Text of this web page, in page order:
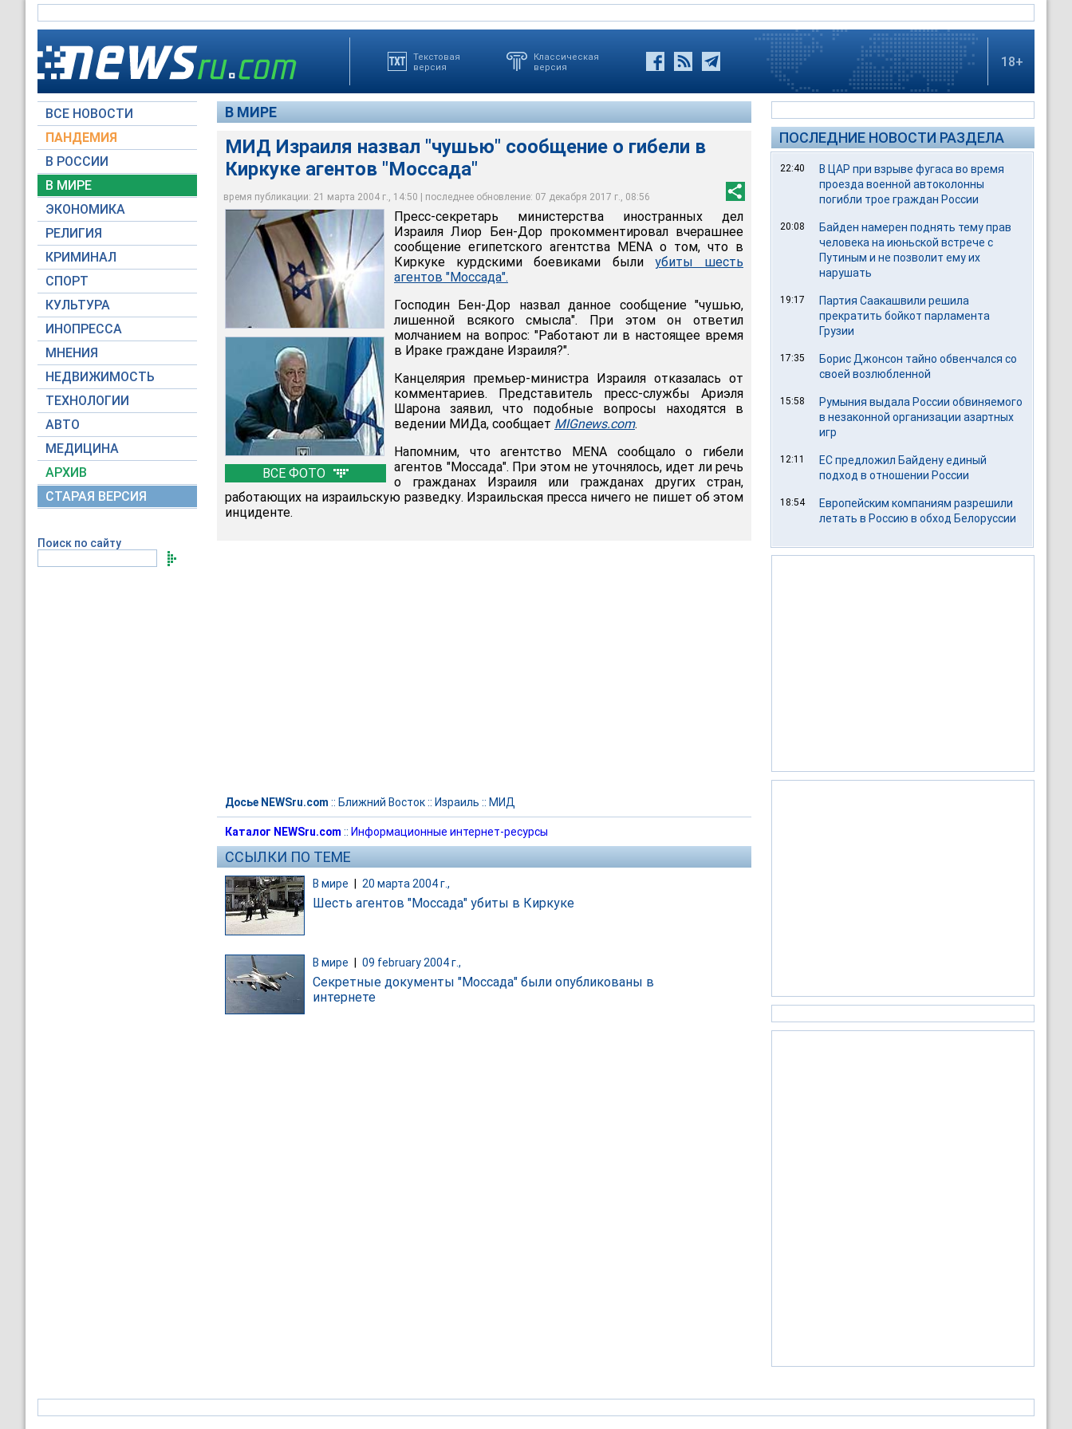
Текстовая
версия
Классическая
версия
18+
ВСЕ НОВОСТИ
ПАНДЕМИЯ
В РОССИИ
В МИРЕ
ЭКОНОМИКА
РЕЛИГИЯ
КРИМИНАЛ
СПОРТ
КУЛЬТУРА
ИНОПРЕССА
МНЕНИЯ
НЕДВИЖИМОСТЬ
ТЕХНОЛОГИИ
АВТО
МЕДИЦИНА
АРХИВ
СТАРАЯ ВЕРСИЯ
Поиск по сайту
В МИРЕ
МИД Израиля назвал "чушью" сообщение о гибели в
Киркуке агентов "Моссада"
время публикации: 21 марта 2004 г., 14:50 | последнее обновление: 07 декабря 2017 г., 08:56
ВСЕ ФОТО
МИД Израиля назвал "чушью" сообщение о гибели в Киркуке агентов "Моссада"
Архив NEWSru.com
Представитель пресс-службы Ариэля Шарона заявил, что подобные вопросы
находятся в ведении МИДа
Архив NEWSru.com
При этом не уточнялось, идет ли речь о гражданах Израиля или гражданах других
стран, работающих на израильскую разведку
Архив NEWSru.com
Пресс-секретарь министерства иностранных дел
Израиля Лиор Бен-Дор прокомментировал вчерашнее
сообщение египетского агентства MENA о том, что в
Киркуке курдскими боевиками были убиты шесть
агентов "Моссада".
Господин Бен-Дор назвал данное сообщение "чушью,
лишенной всякого смысла". При этом он ответил
молчанием на вопрос: "Работают ли в настоящее время
в Ираке граждане Израиля?".
Канцелярия премьер-министра Израиля отказалась от
комментариев. Представитель пресс-службы Ариэля
Шарона заявил, что подобные вопросы находятся в
ведении МИДа, сообщает MIGnews.com.
Напомним, что агентство MENA сообщало о гибели
агентов "Моссада". При этом не уточнялось, идет ли речь
о гражданах Израиля или гражданах других стран,
работающих на израильскую разведку. Израильская пресса ничего не пишет об этом
инциденте.
Досье NEWSru.com :: Ближний Восток:: Израиль :: МИД
Каталог NEWSru.com :: Информационные интернет-ресурсы
ССЫЛКИ ПО ТЕМЕ
В мире 20 марта 2004 г.,
Шесть агентов "Моссада" убиты в Киркуке
В мире 09 february 2004 г.,
Секретные документы "Моссада" были опубликованы в
интернете
ПОСЛЕДНИЕ НОВОСТИ РАЗДЕЛА
22:40
В ЦАР при взрыве фугаса во время
проезда военной автоколонны
погибли трое граждан России
20:08
Байден намерен поднять тему прав
человека на июньской встрече с
Путиным и не позволит ему их
нарушать
19:17
Партия Саакашвили решила
прекратить бойкот парламента
Грузии
17:35
Борис Джонсон тайно обвенчался со
своей возлюбленной
15:58
Румыния выдала России обвиняемого
в незаконной организации азартных
игр
12:11
ЕС предложил Байдену единый
подход в отношении России
18:54
Европейским компаниям разрешили
летать в Россию в обход Белоруссии